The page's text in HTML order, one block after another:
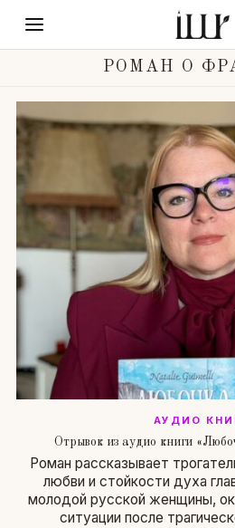
РОМАН О
АУДИО
Отрывок из аудио книги
Роман рассказывает
любви и стойкости духа
молодой русской женщины,
ситуации после